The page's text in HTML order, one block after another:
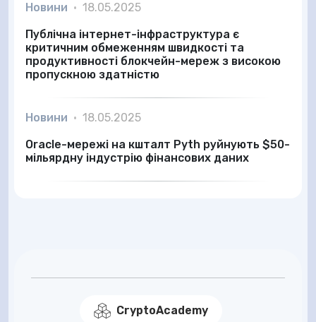
Новини • 18.05.2025
Публічна інтернет-інфраструктура є
критичним обмеженням швидкості та
продуктивності блокчейн-мереж з високою
пропускною здатністю
Новини • 18.05.2025
Oracle-мережі на кшталт Pyth руйнують $50-
мільярдну індустрію фінансових даних
CryptoAcademy